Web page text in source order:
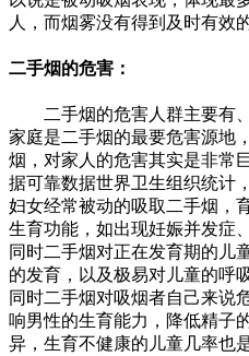
人，而烟雾没有得到及时有效
二手烟的危害：
二手烟的危害人群主要有
家庭是二手烟的最要危害源地
烟，对家人的危害其实是非常
据可靠数据世界卫生组织统计
妇女经常被动的吸取二手烟，
生育功能，如出现妊娠并发症
同时二手烟对正在发育期的儿
的发育，以及极易对儿童的呼
同时二手烟对吸烟者自己来说
响男性的生育能力，降低精子
异，生育不健康的儿童几率也